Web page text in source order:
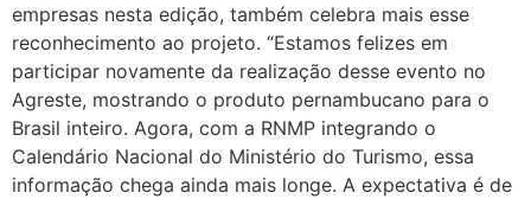
empresas nesta edição, também celebra mais esse
reconhecimento ao projeto. “Estamos felizes em
participar novamente da realização desse evento no
Agreste, mostrando o produto pernambucano para o
Brasil inteiro. Agora, com a RNMP integrando o
Calendário Nacional do Ministério do Turismo, essa
informação chega ainda mais longe. A expectativa é de